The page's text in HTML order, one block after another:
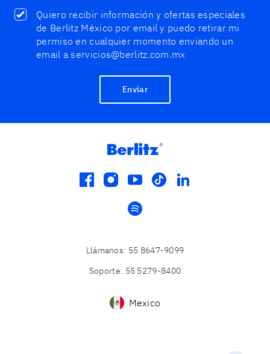
Quiero recibir información y ofertas especiales
de Berlitz México por email y puedo retirar mi
permiso en cualquier momento enviando un
email a servicios@berlitz.com.mx
Enviar
facebook
instagram
youtube
tiktoklinkedin
spotify
Llámanos: 55 8647-9099
Soporte: 55 5279-8400
Mexico